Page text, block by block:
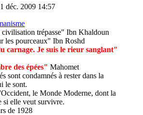
déc. 2009 14:57
trépasse" Ibn Khaldoun
les pourceaux" Ibn Roshd
carnage. Je suis le rieur sanglant"
des épées" Mahomet
sont condamnés à rester dans la
le sont.
le Monde Moderne, dont la
si elle veut survivre.
de 1928